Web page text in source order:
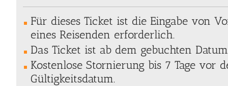
Für dieses Ticket ist die Eingabe von
eines Reisenden erforderlich.
Das Ticket ist ab dem gebuchten
Kostenlose Stornierung bis 7 Tage vor
Gültigkeitsdatum.